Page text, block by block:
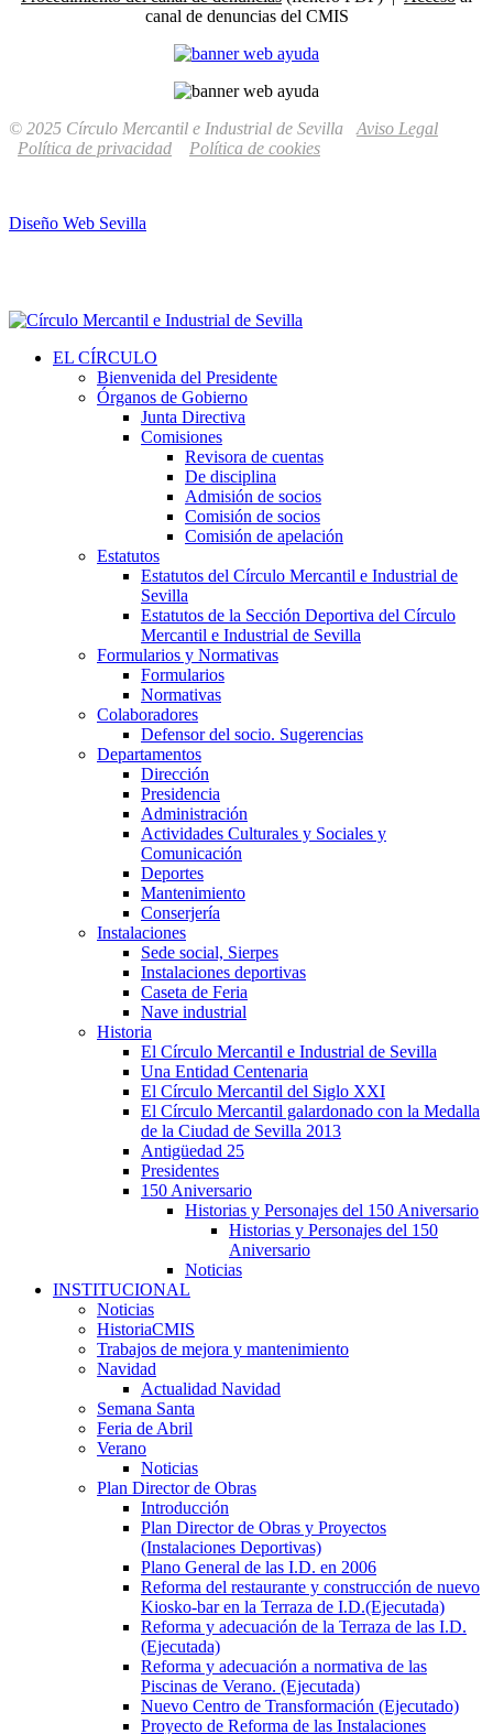
canal de denuncias del CMIS
© 2025 Círculo Mercantil e Industrial de Sevilla Aviso Legal
Política de privacidad
Política de cookies
Diseño Web Sevilla
EL CÍRCULO
Bienvenida del Presidente
Órganos de Gobierno
Junta Directiva
Comisiones
Revisora de cuentas
De disciplina
Admisión de socios
Comisión de socios
Comisión de apelación
Estatutos
Estatutos del Círculo Mercantil e Industrial de
Sevilla
Estatutos de la Sección Deportiva del Círculo
Mercantil e Industrial de Sevilla
Formularios y Normativas
Formularios
Normativas
Colaboradores
Defensor del socio. Sugerencias
Departamentos
Dirección
Presidencia
Administración
Actividades Culturales y Sociales y
Comunicación
Deportes
Mantenimiento
Conserjería
Instalaciones
Sede social, Sierpes
Instalaciones deportivas
Caseta de Feria
Nave industrial
Historia
El Círculo Mercantil e Industrial de Sevilla
Una Entidad Centenaria
El Círculo Mercantil del Siglo XXI
El Círculo Mercantil galardonado con la Medalla
de la Ciudad de Sevilla 2013
Antigüedad 25
Presidentes
150 Aniversario
Historias y Personajes del 150 Aniversario
Historias y Personajes del 150
Aniversario
Noticias
INSTITUCIONAL
Noticias
HistoriaCMIS
Trabajos de mejora y mantenimiento
Navidad
Actualidad Navidad
Semana Santa
Feria de Abril
Verano
Noticias
Plan Director de Obras
Introducción
Plan Director de Obras y Proyectos
(Instalaciones Deportivas)
Plano General de las I.D. en 2006
Reforma del restaurante y construcción de nuevo
Kiosko-bar en la Terraza de I.D.(Ejecutada)
Reforma y adecuación de la Terraza de las I.D.
(Ejecutada)
Reforma y adecuación a normativa de las
Piscinas de Verano. (Ejecutada)
Nuevo Centro de Transformación (Ejecutado)
Proyecto de Reforma de las Instalaciones